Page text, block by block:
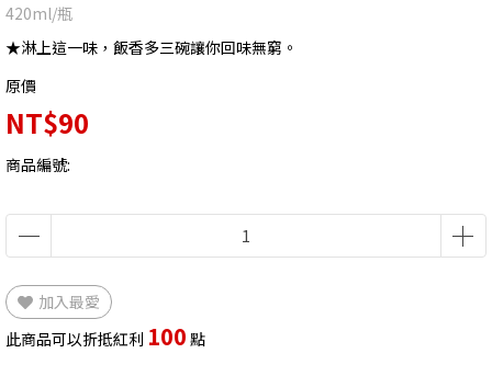
420ml/瓶
★淋上這一味，飯香多三碗讓你回味無窮。
原價
NT$90
商品編號:
加入最愛
此商品可以折抵紅利 100 點